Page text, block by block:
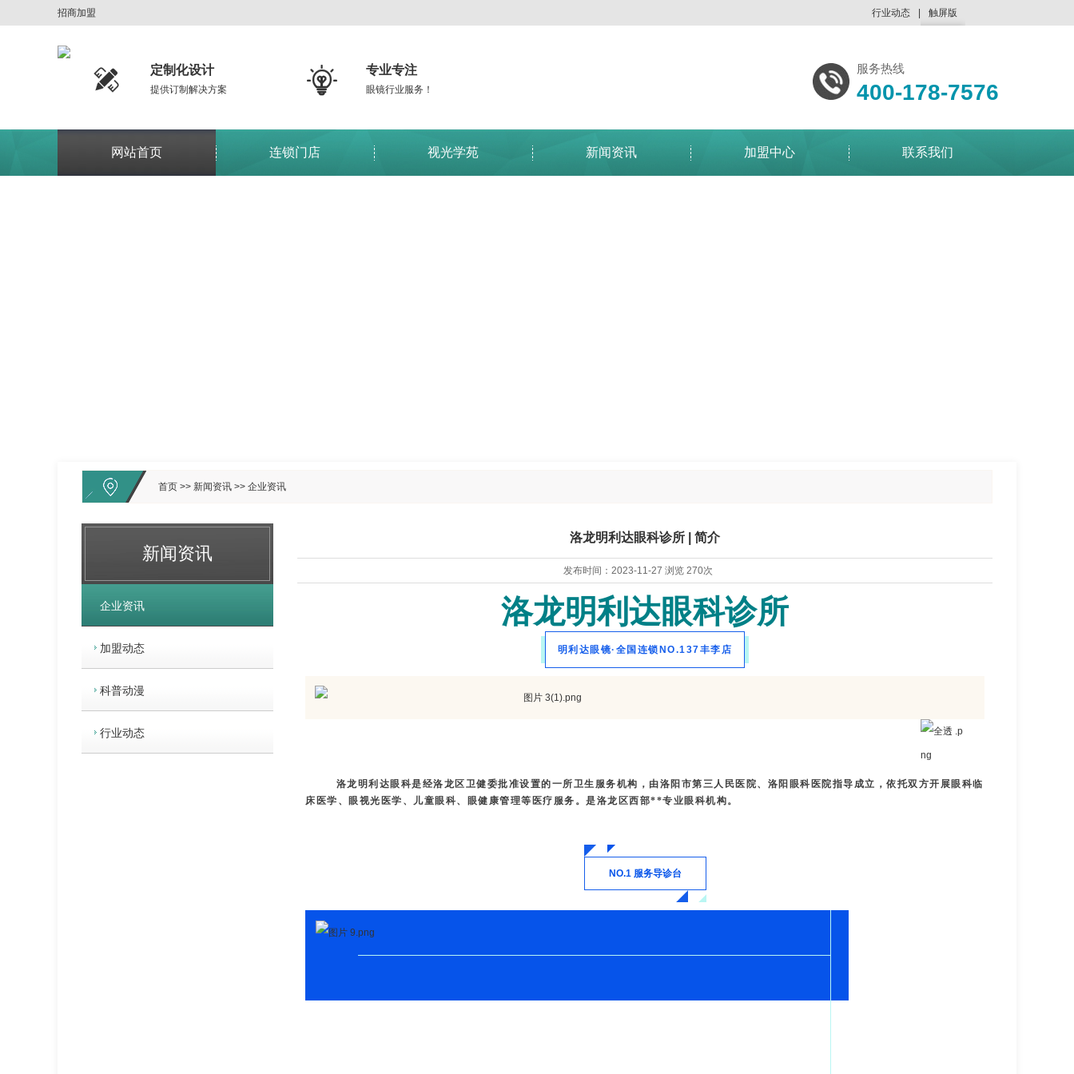
招商加盟 行业动态 触屏版
浏览手机站
 定制化设计
提供订制解决方案  专业专注
眼镜行业服务！
服务热线
400-178-7576
网站首页 连锁门店 视光学苑 新闻资讯 加盟中心 联系我们
首页 >> 新闻资讯 >> 企业资讯
新闻资讯
企业资讯
加盟动态
科普动漫
行业动态
洛龙明利达眼科诊所 | 简介
发布时间： 2023-11-27 浏览 270次
洛龙明利达眼科诊所
明利达眼镜· 全国连锁NO.137丰李店
洛龙明利达眼科是经洛龙区卫健委批准设置的一所卫生服务机构，由洛阳市第三人民医院、洛阳眼科医院指导成立，依托双方开展眼科临
床医学、眼视光医学、儿童眼科、眼健康管理等医疗服务。是洛龙区西部**专业 眼科机构。
NO.1 服务导诊台